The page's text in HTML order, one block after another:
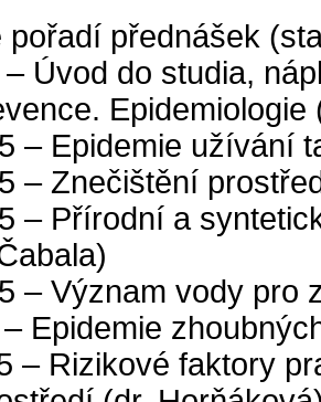
pořadí přednášek
Úvod do studia,
Epidemiologie
– Epidemie užívání
– Znečištění
– Přírodní a
– Význam vody pro
Epidemie
– Rizikové faktory